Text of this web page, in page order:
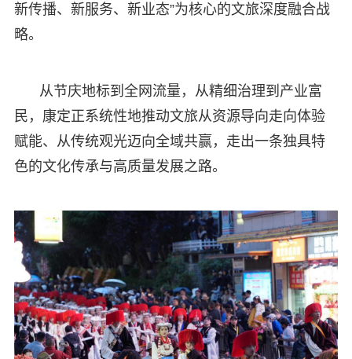
新传播、新服务、新业态”为核心的文旅深度融合战
略。
从节庆地标到全网流量，从精细治理到产业富
民，康定正系统性地推动文旅从资源导向走向体验
赋能、从传统观光迈向全域共赢，走出一条独具特
色的文化传承与高质量发展之路。